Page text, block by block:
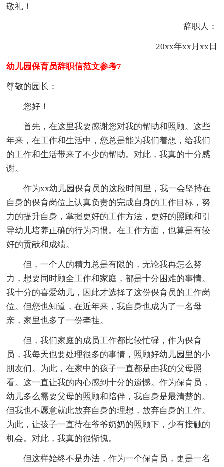
敬礼！
辞职人：
20xx年xx月xx日
幼儿园保育员辞职信范文参考7
尊敬的园长：
您好！
首先，在这里我要感谢您对我的帮助和照顾。这些
年来，在工作和生活中，您总是能为我们着想，给我们
的工作和生活带来了不少的帮助。对此，我真的十分感
谢。
作为xx幼儿园保育员的这段时间里，我一会坚持在
自身的保育岗位上认真负责的完成自身的工作目标，努
力的提升自身，掌握更好的工作方法，更好的照顾和引
导幼儿培养正确的行为习惯。在工作方面，也算是有较
好的贡献和成绩。
但，一个人的精力总是有限的，无论我再怎么努
力，想要同时顾全工作和家庭，都是十分困难的事情。
我十分的喜爱幼儿，因此才选择了这份保育员的工作岗
位。但您也知道，在近年来，我自身也成为了一名母
亲，家里也多了一份牵挂。
但，我们家庭的成员工作都比较忙碌，作为保育
员，我每天也要处理很多的事情，照顾好幼儿园里的小
朋友们。为此，在家中的孩子一直都是由我的父母照
看。这一直让我的内心感到十分的遗憾。作为保育员，
幼儿多么需要父母的照顾和陪伴，我自身是最清楚的。
但我也不愿意就此放弃自身的理想，放弃自身的工作。
为此，让孩子一直待在爷爷奶奶的照顾下，少有接触的
机会。对此，我真的很惭愧。
但这样始终不是办法，作为一个保育员，更是一名